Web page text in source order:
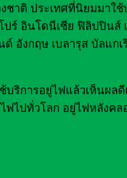
ติ ประเทศที่นิยมมาใช้
ปร์ อินโดนีเซีย ฟิลิปปิน
อังกฤษ เบลารุส บัลแก
ริการอยู่ไฟแล้วเห็นผล
ฟไปทั่วโลก อยู่ไฟหลังค